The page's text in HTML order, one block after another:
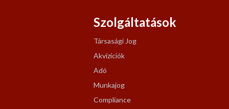
Szolgáltatások
Társasági Jog
Akvizíciók
Adó
Munkajog
Compliance